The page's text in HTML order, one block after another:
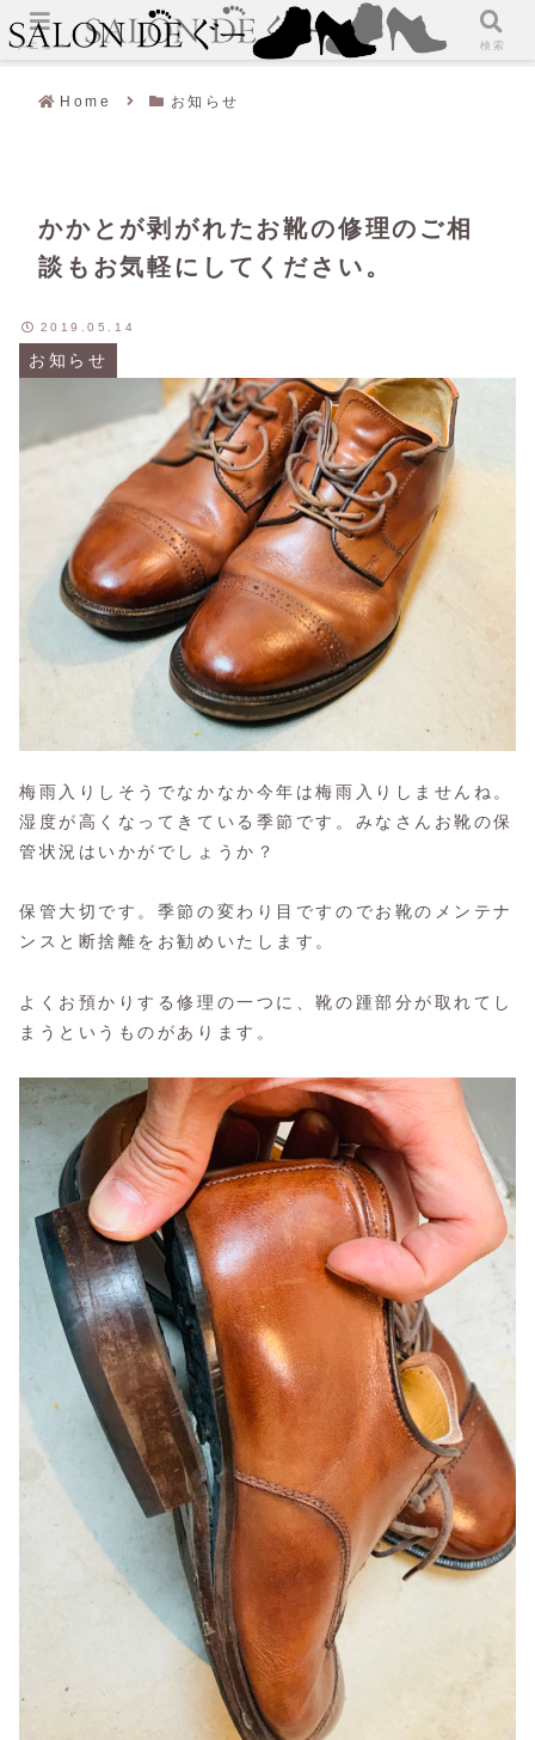
Home お知らせ
かかとが剥がれたお靴の修理のご相
談もお気軽にしてください。
お知らせ
2019.05.14
梅雨入りしそうでなかなか今年は梅雨入りしませんね。
湿度が高くなってきている季節です。みなさんお靴の保
管状況はいかがでしょうか？
保管大切です。季節の変わり目ですのでお靴のメンテナ
ンスと断捨離をお勧めいたします。
よくお預かりする修理の一つに、靴の踵部分が取れてし
まうというものがあります。
メニュー 検索